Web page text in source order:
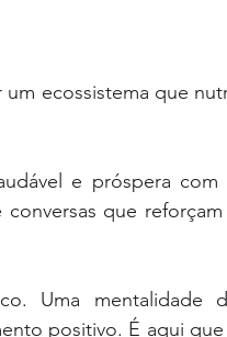
ecossistema que
e próspera com
que reforçam
Uma mentalidade
positivo. É aqui que